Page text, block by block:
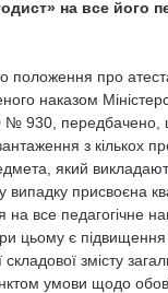
на все його
положення про
наказом
№ 930, передбачено,
з кількох
який
випадку присвоєна
на все педагогічне
цьому є підвищення
складової змісту
умови щодо